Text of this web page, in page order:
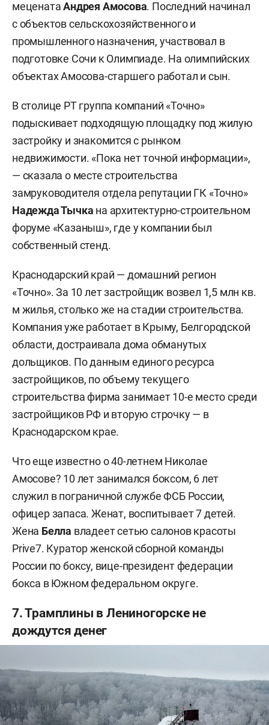
меценатаАндрея Амосова. Последний начинал
с объектов сельскохозяйственного и
промышленного назначения, участвовал в
подготовке Сочи к Олимпиаде. На олимпийских
объектах Амосова-старшего работал и сын.
В столице РТ группа компаний «Точно»
подыскивает подходящую площадку под жилую
застройку и знакомится с рынком
недвижимости. «Пока нет точной информации»,
— сказала о месте строительства
замруководителя отдела репутации ГК «Точно»
Надежда Тычка на архитектурно-строительном
форуме «Казаныш», где у компании был
собственный стенд.
Краснодарский край — домашний регион
«Точно». За 10 лет застройщик возвел 1,5 млн кв.
м жилья, столько же на стадии строительства.
Компания уже работает в Крыму, Белгородской
области, достраивала дома обманутых
дольщиков. По данным единого ресурса
застройщиков, по объему текущего
строительства фирма занимает 10-е место среди
застройщиков РФ и вторую строчку — в
Краснодарском крае.
Что еще известно о 40-летнем Николае
Амосове? 10 лет занимался боксом, 6 лет
служил в пограничной службе ФСБ России,
офицер запаса. Женат, воспитывает 7 детей.
Жена Белла владеет сетью салонов красоты
Prive7. Куратор женской сборной команды
России по боксу, вице-президент федерации
бокса в Южном федеральном округе.
7. Трамплины в Лениногорске не
дождутся денег